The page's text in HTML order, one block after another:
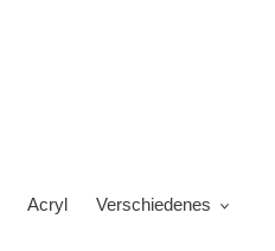
Acryl Verschiedenes